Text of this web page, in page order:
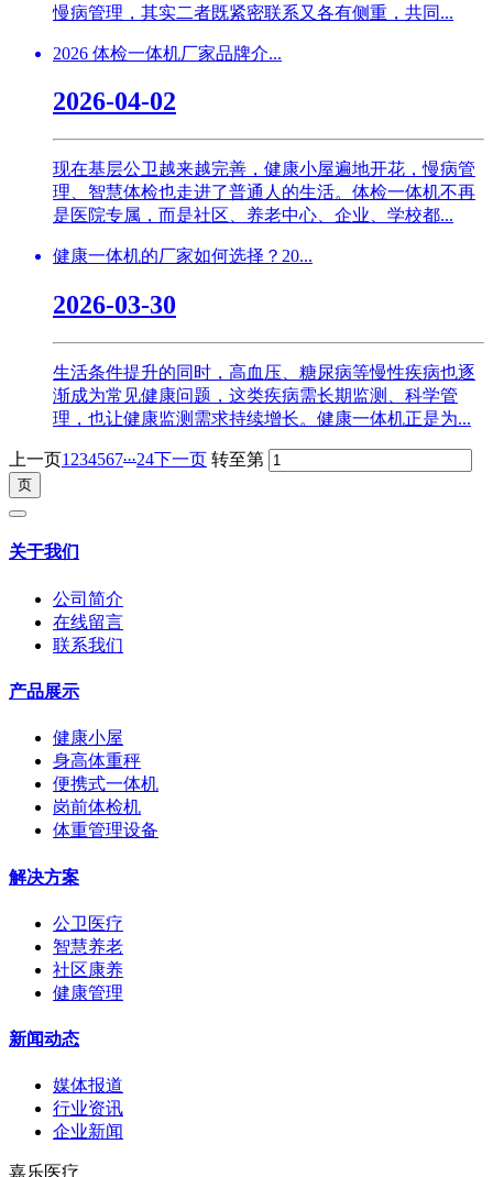
慢病管理，其实二者既紧密联系又各有侧重，共同...
2026 体检一体机厂家品牌介...
2026-04-02
现在基层公卫越来越完善，健康小屋遍地开花，慢病管
理、智慧体检也走进了普通人的生活。体检一体机不再
是医院专属，而是社区、养老中心、企业、学校都...
健康一体机的厂家如何选择？20...
2026-03-30
生活条件提升的同时，高血压、糖尿病等慢性疾病也逐
渐成为常见健康问题，这类疾病需长期监测、科学管
理，也让健康监测需求持续增长。健康一体机正是为...
上一页1 234567...24下一页 转至第
关于我们
公司简介
在线留言
联系我们
产品展示
健康小屋
身高体重秤
便携式一体机
岗前体检机
体重管理设备
解决方案
公卫医疗
智慧养老
社区康养
健康管理
新闻动态
媒体报道
行业资讯
企业新闻
嘉乐医疗